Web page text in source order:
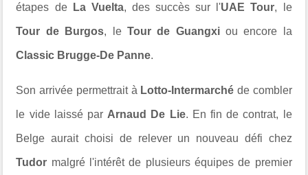
étapes deLa Vuelta, des succès sur l'UAE Tour, le
Tour de Burgos, le Tour de Guangxiou encore la
Classic Brugge-De Panne.
Son arrivée permettrait à Lotto-Intermarché de combler
le vide laissé par Arnaud De Lie. En fin de contrat, le
Belge aurait choisi de relever un nouveau défi chez
Tudor malgré l'intérêt de plusieurs équipes de premier